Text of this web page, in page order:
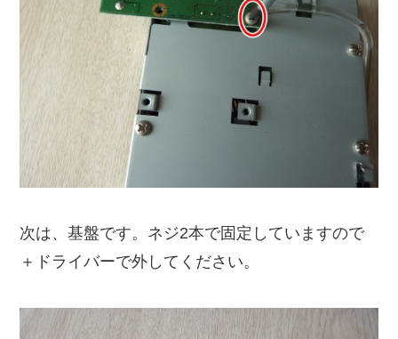
次は、基盤です。ネジ2本で固定していますので
＋ドライバーで外してください。